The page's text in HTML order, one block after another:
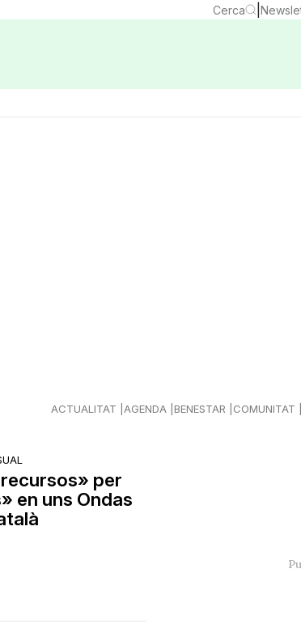
Cerca
ACTUALITAT AGENDA BENESTAR COMUNITAT
per
en uns Ondas